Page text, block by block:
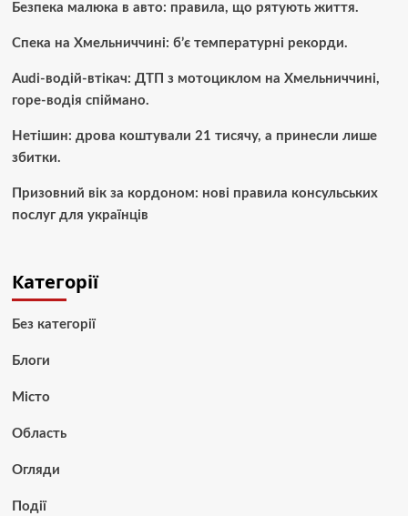
Безпека малюка в авто: правила, що рятують життя.
Спека на Хмельниччині: б’є температурні рекорди.
Audi-водій-втікач: ДТП з мотоциклом на Хмельниччині,
горе-водія спіймано.
Нетішин: дрова коштували 21 тисячу, а принесли лише
збитки.
Призовний вік за кордоном: нові правила консульських
послуг для українців
Категорії
Без категорії
Блоги
Місто
Область
Огляди
Події